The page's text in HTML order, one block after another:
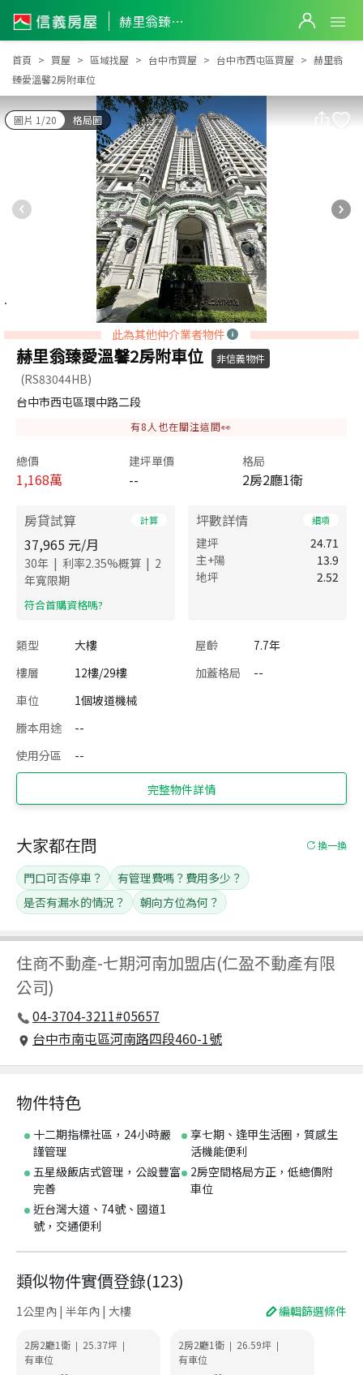
赫里翁臻愛溫馨2房附車位
赫里翁臻愛溫馨2房附車位
首頁 買屋 區域找屋 台中市買屋 台中市西屯區買屋
赫里翁
臻愛溫馨2房附車位
圖片 1/20 格局圖
此為其他仲介業者物件
赫里翁臻愛溫馨2房附車位 非信義物件
(RS83044HB)
台中市西屯區環中路二段
有8 人也在關注這間👀
總價
1,168萬
建坪單價
--
格局
2房2廳1衛
房貸試算 計算
37,965 元/月
30年 | 利率2.35%概算 | 2
年寬限期
​符合首購資格嗎?
坪數詳情 細項
建坪
24.71
主+陽
13.9
地坪
2.52
類型 大樓 屋齡
7.7年
樓層
12樓/29樓 加蓋格局
--
車位
1個坡道機械
謄本用途
--
使用分區
--
完整物件詳情
住商不動產-七期河南加盟店(仁盈不動產有限
公司)
04-3704-3211#05657
台中市南屯區河南路四段460-1號
大家都在問 換一換
門口可否停車？
有管理費嗎？費用多少？
是否有漏水的情況？
朝向方位為何？
物件特色
十二期指標社區，24小時嚴
謹管理
享七期、逢甲生活圈，質感生
活機能便利
五星級飯店式管理，公設豐富
完善
2房空間格局方正，低總價附
車位
近台灣大道、74號、國道1
號，交通便利
類似物件實價登錄(123)
1公里內 | 半年內 | 大樓 編輯篩選條件
2房2廳1衛 | 25.37坪 |
有車位
2房2廳1衛 | 26.59坪 |
有車位